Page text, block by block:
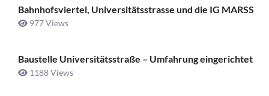
Bahnhofsviertel, Universitätsstrasse und die IG MARSS
977 Views
Baustelle Universitätsstraße ­– Umfahrung eingerichtet
1188 Views